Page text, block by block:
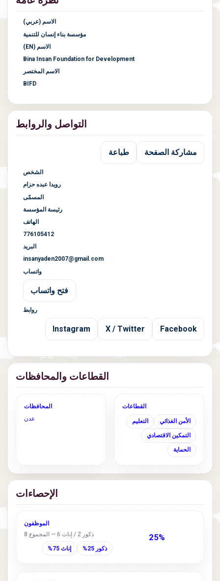
الاسم (عربي)
مؤسسة بناء إنسان للتنمية
الاسم (EN)
Bina Insan Foundation for Development
الاسم المختصر
BIFD
التواصل والروابط
مشاركة الصفحة طباعة
الشخص
رويدا عبده حزام
المسمّى
رئيسة المؤسسة
الهاتف
776105412
البريد
insanyaden2007@gmail.com
واتساب
فتح واتساب
روابط
Facebook
X / Twitter
Instagram
القطاعات والمحافظات
القطاعات
الأمن الغذائي التعليم
التمكين الاقتصادي
الحماية
المحافظات
عدن
الإحصاءات
25%
الموظفون
ذكور 2 / إناث 6 — المجموع 8
ذكور 25% إناث 75%